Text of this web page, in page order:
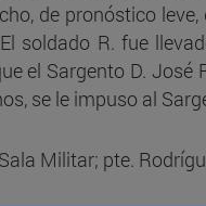
legítima
C.85c -
C.86 - Error
de pronóstico
soldado R. fue
el Sargento D.
se le impuso al
Militar; pte.